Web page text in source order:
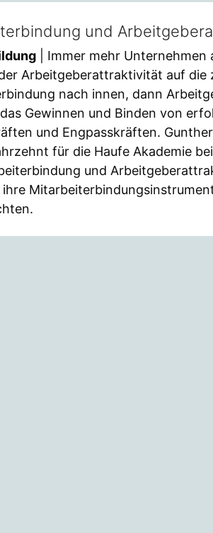
und
| Immer mehr Unternehmen
Arbeitgeberattraktivität auf die
nach innen, dann
Gewinnen und Binden von
und Engpasskräften.
für die Haufe Akademie
und